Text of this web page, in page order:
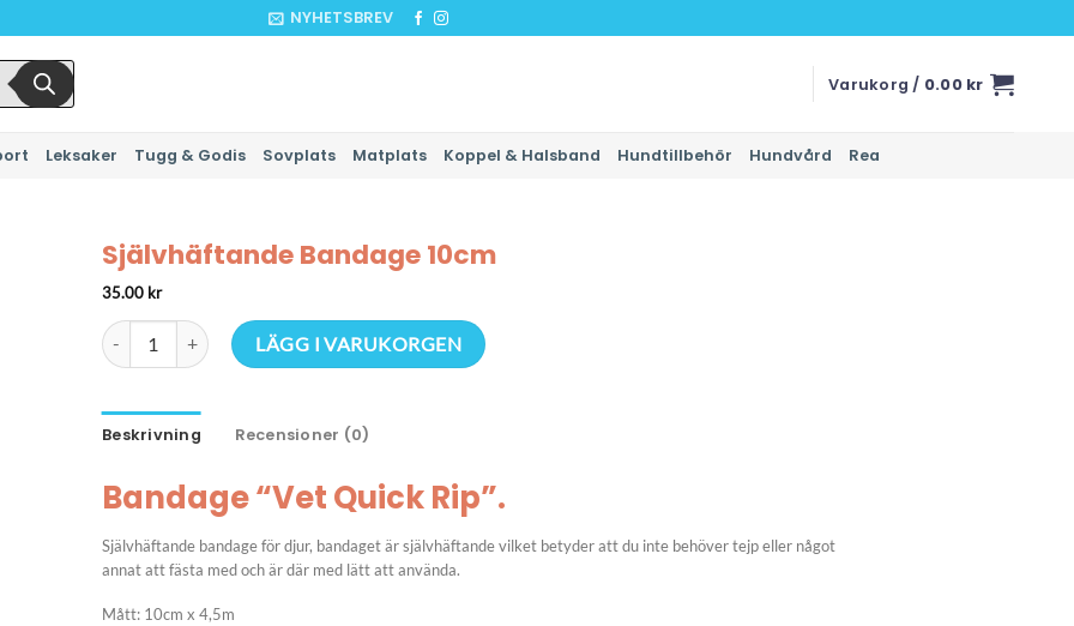
NYHETSBREV
Varukorg / 0.00 kr
Leksaker Tugg & Godis Sovplats Matplats Koppel & Halsband Hundtillbehör Hundvård Rea
Självhäftande Bandage 10cm
35.00 kr
Självhäftande Bandage 10cm mängd
LÄGG I VARUKORGEN
Beskrivning Recensioner (0)
Bandage “Vet Quick Rip”.
Självhäftande bandage för djur, bandaget är självhäftande vilket betyder att du inte behöver tejp eller något
annat att fästa med och är där med lätt att använda.
Mått: 10cm x 4,5m